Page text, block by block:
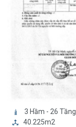
3 Hầm - 26 Tầng
40.225m2